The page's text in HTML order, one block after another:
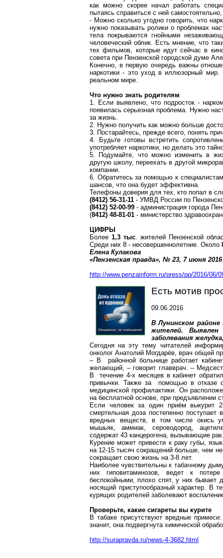
как можно скорее начал работать
пытаясь справиться с ней
- Можно сколько угодно говорить, что
нужно показывать ролики о проблемах
тела покрываются гнойными
человеческий облик. Есть мнение, что
тех фильмов, которые идут сейчас в
совета при Пензенской городской думе
Конечно, в первую очередь важны
наркотики - это уход в иллюзорный мир.
реальном мире.
Что нужно знать родителям
1. Если выявлено, что подросток -
появилась серьезная проблема. Нужно
за жизнь.
2. Нужно получить как можно больше
3. Постарайтесь, прежде всего, понять
4. Будьте готовы встретить
употребляет наркотики, но делать это
5. Подумайте, что можно изменить в
другую школу, переехать в другой
компании.
6. Обратитесь за помощью к
шансов, что она будет эффективна.
Телефоны доверия для тех, кто попал в
(8412) 56-31-11 - УМВД России по
(8412) 52-00-99 - администрация города
(8412) 48-81-01 - министерство
ЦИФРЫ
Более 1,3 тыс. жителей Пензенской
Среди них 8 - несовершеннолетние. Около
Елена Кулакова
«Пензенская правда», № 23, 7 июня
http://www.penzainform.ru/press/pp/2016/06/
Есть мотив
09.06.2016
ВЛунинском районе
жителей. Выявлен
заболевания
Сегодня на эту тему читателей
онколог Анатолий Могдарёв, врач общей
– В районной больнице работает
желающий, – говорит главврач. –
В течение 4-х месяцев в кабинет
привычки. Также за помощью в отказе
медицинской профилактики. Он
на бесплатной основе, при предъявлении
Если человек за один приём выкурит
смертельная доза постепенно
вредных веществ, в том числе окись
мышьяк, аммиак, сероводород,
содержат 43 канцерогена, вызывающие
Курение может привести к раку губы,
на 12-15 тысяч сокращений больше, чем
сокращает свою жизнь на 3-8 лет.
Наиболее чувствительны к табачному
них гиповитаминозов, ведет к
беспокойными, плохо спят, у них
носящий приступообразный характер. В
курящих родителей заболевают
Проверьте, какие сигареты вы курите
В табаке присутствуют вредные
значит, она подвергнута химической
http://surapravda.ru/news-4-3682.html